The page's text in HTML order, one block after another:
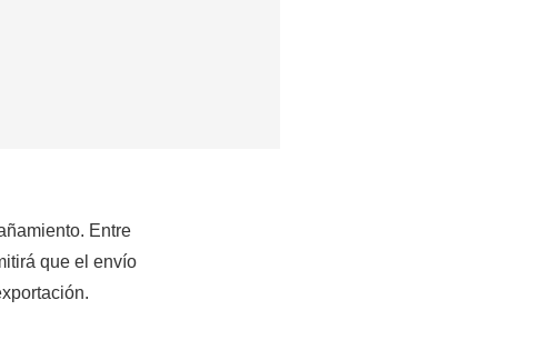
Entre
que el envío